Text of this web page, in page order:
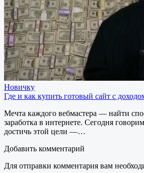
Новичку
Где и как купить готовый сайт с
Мечта каждого вебмастера — найти
заработка в интернете. Сегодня
достичь этой цели —…
Добавить комментарий
Для отправки комментария вам